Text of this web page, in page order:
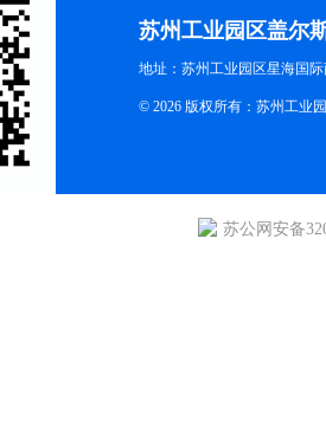
苏州工业园区盖尔
地址：苏州工业园区星海国
© 2026 版权所有：苏州工业
苏公网安备